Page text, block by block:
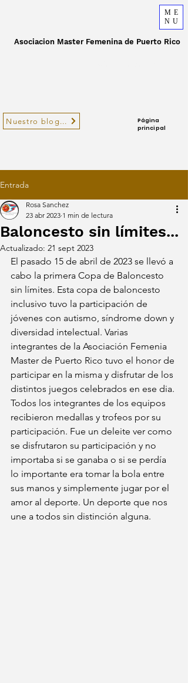
ME
NU
Asociacion Master Femenina de Puerto Rico
Nuestro blog...
Página
principal
Entrada
Baloncesto sin límites...
Rosa Sanchez
23 abr 2023 1 min de lectura
Actualizado: 21 sept 2023
El pasado 15 de abril de 2023 se llevó a
cabo la primera Copa de Baloncesto
sin límites. Esta copa de baloncesto
inclusivo tuvo la participación de
jóvenes con autismo, síndrome down y
diversidad intelectual. Varias
integrantes de la Asociación Femenia
Master de Puerto Rico tuvo el honor de
participar en la misma y disfrutar de los
distintos juegos celebrados en ese dia.
Todos los integrantes de los equipos
recibieron medallas y trofeos por su
participación. Fue un deleite ver como
se disfrutaron su participación y no
importaba si se ganaba o si se perdía
lo importante era tomar la bola entre
sus manos y simplemente jugar por el
amor al deporte. Un deporte que nos
une a todos sin distinción alguna.